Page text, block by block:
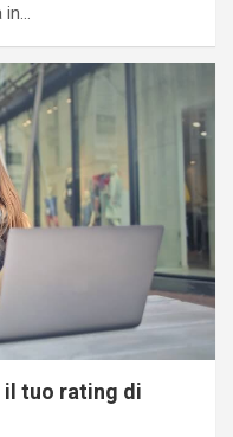
in…
il tuo rating di